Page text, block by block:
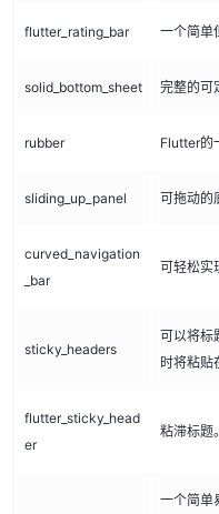
flutter_rating_bar 一个简单
solid_bottom_sheet 完整的可
rubber Flutter的
sliding_up_panel 可拖动的
curved_navigation
_bar
可轻松实
sticky_headers
可以将标
时将粘贴
flutter_sticky_head
er
粘滞标题
一个简单